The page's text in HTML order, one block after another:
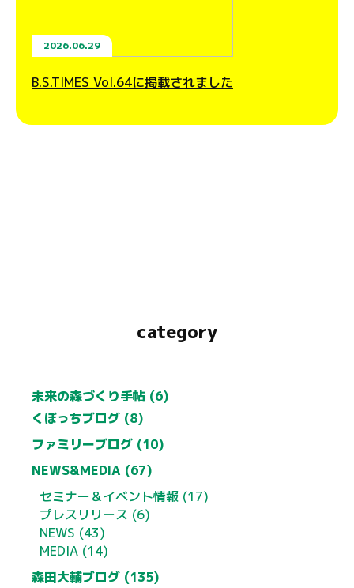
2026.06.29
B.S.TIMES Vol.64に掲載されました
category
未来の森づくり手帖 (6)
くぼっちブログ (8)
ファミリーブログ (10)
NEWS&MEDIA (67)
セミナー＆イベント情報 (17)
プレスリリース (6)
NEWS (43)
MEDIA (14)
森田大輔ブログ (135)